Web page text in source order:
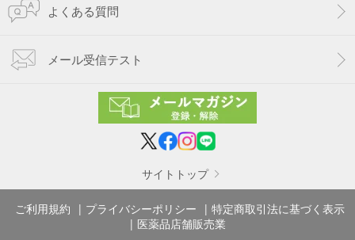
よくある質問
メール受信テスト
サイトトップ
ご利用規約 プライバシーポリシー
特定商取引法に基づく表示
医薬品店舗販売業